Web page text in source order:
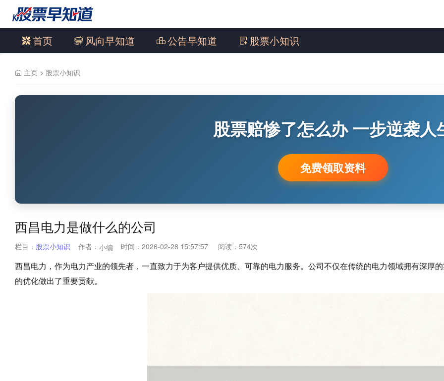
首页 风向早知道 公告早知道 股票小知识
主页 > 股票小知识
股票赔惨了怎么办 一步逆袭人
免费领取资料
西昌电力是做什么的公司
栏目： 股票小知识 作者： 小编 时间： 2026-02-28 15:57:57 阅读： 574次
西昌电力，作为电力产业的领先者，一直致力于为客户提供优质、可靠的电力服务。公司不仅在传统的电力领域拥有深厚
的优化做出了重要贡献。